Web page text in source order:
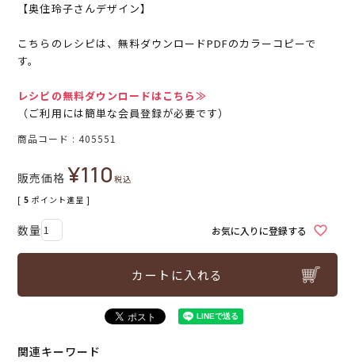
【奥住玲子さんデザイン】
こちらのレシピは、無料ダウンロードPDFのカラーコピーで
す。
レシピの無料ダウンロードはこちら≫
（ご利用には簡単な会員登録が必要です）
商品コード 405551
販売価格 ¥110税込
[ 5 ポイント進呈 ]
お気に入りに登録する
カートに入れる
関連キーワード